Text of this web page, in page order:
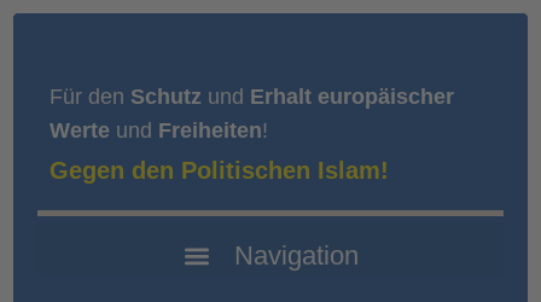
Für den Schutz und Erhalt europäischer
Werte und Freiheiten!
Gegen den Politischen Islam!